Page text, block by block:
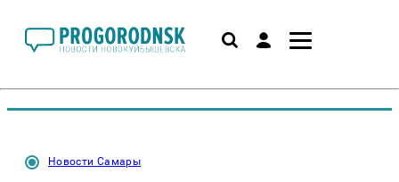
Новости Самары